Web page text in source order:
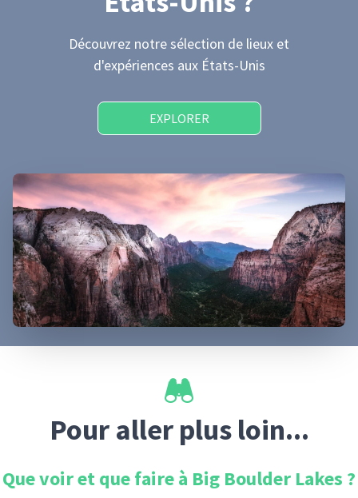
Découvrez notre sélection de lieux et
d'expériences aux États-Unis
EXPLORER
Pour aller plus loin...
Que voir et que faire à Big Boulder Lakes ?